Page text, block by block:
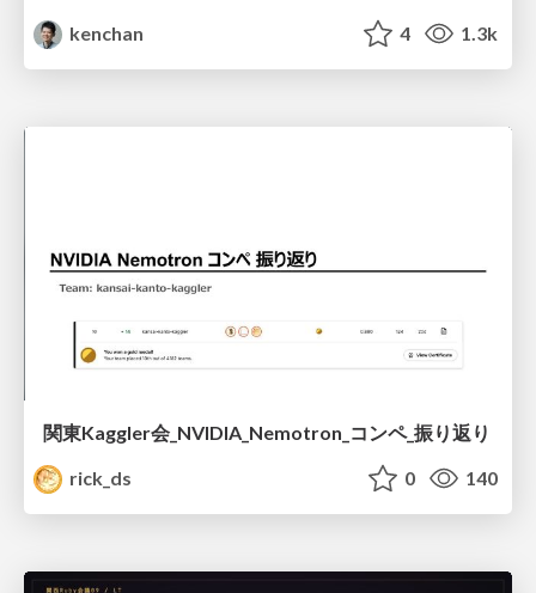
kenchan
4 1.3k
関東Kaggler会_NVIDIA_Nemotron_コンペ_振り返り
rick_ds
0 140